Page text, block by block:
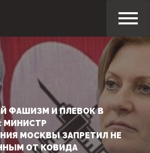
ФАШИЗМ И ПЛЕВОК В
МИНИСТР
МОСКВЫ ЗАПРЕТИЛ НЕ
ОТ КОВИДА